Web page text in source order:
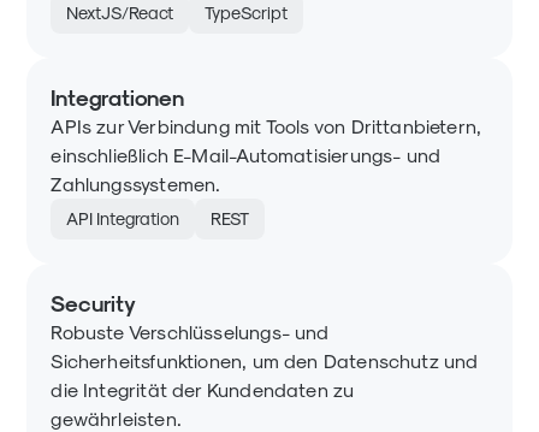
NextJS/React TypeScript
Integrationen
APIs zur Verbindung mit Tools von Drittanbietern,
einschließlich E-Mail-Automatisierungs- und
Zahlungssystemen.
API Integration REST
Security
Robuste Verschlüsselungs- und
Sicherheitsfunktionen, um den Datenschutz und
die Integrität der Kundendaten zu
gewährleisten.